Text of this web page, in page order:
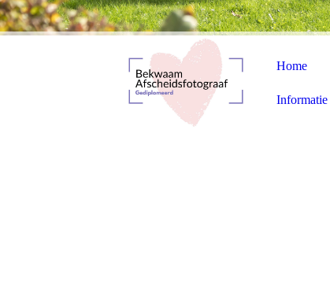
Home
Informatie